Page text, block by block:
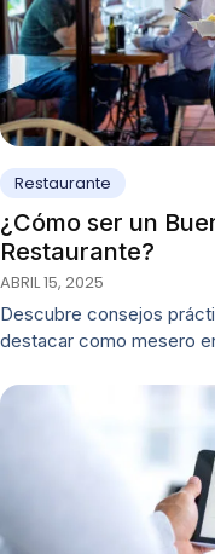
Restaurante
¿Cómo ser un
Restaurante?
ABRIL 15, 2025
Descubre consejos
destacar como mesero